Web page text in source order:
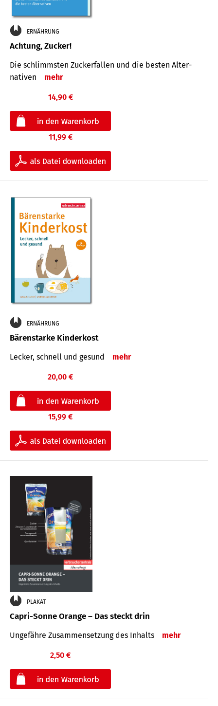
ERNÄHRUNG
Achtung, Zucker!
Die schlimmsten Zucker­fallen und die besten Alter­
nativen
mehr
14,90 €
11,99 €
ERNÄHRUNG
Bärenstarke Kinderkost
Lecker, schnell und gesund mehr
20,00 €
15,99 €
PLAKAT
Capri-Sonne Orange – Das steckt drin
Ungefähre Zu­sammen­setzung des Inhalts mehr
2,50 €